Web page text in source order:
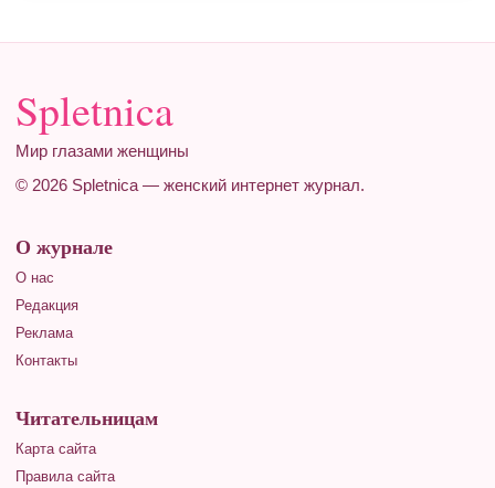
Spletnica
Мир глазами женщины
© 2026 Spletnica — женский интернет журнал.
О журнале
О нас
Редакция
Реклама
Контакты
Читательницам
Карта сайта
Правила сайта